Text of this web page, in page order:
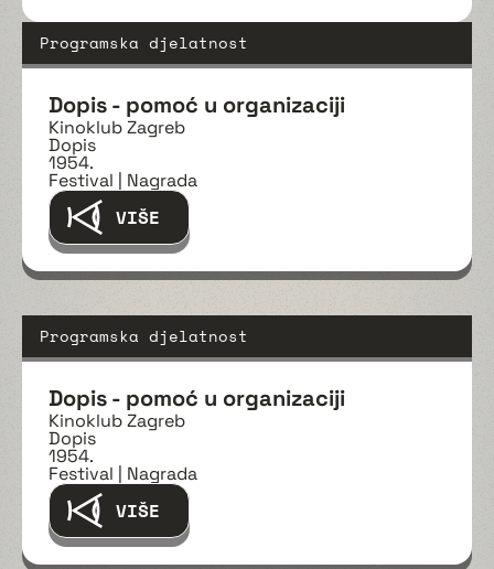
Programska djelatnost
Dopis - pomoć u organizaciji
Kinoklub Zagreb
Dopis
1954.
Festival | Nagrada
VIŠE
Programska djelatnost
Dopis - pomoć u organizaciji
Kinoklub Zagreb
Dopis
1954.
Festival | Nagrada
VIŠE